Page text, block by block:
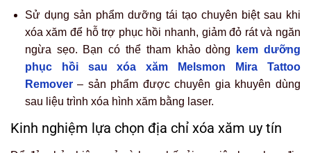
Sử dụng sản phẩm dưỡng tái tạo chuyên biệt sau khi
xóa xăm để hỗ trợ phục hồi nhanh, giảm đỏ rát và ngăn
ngừa sẹo. Bạn có thể tham khảo dòng
kem dưỡng
phục hồi sau xóa xăm Melsmon Mira Tattoo
Remover– sản phẩm được chuyên gia khuyên dùng
sau liệu trình xóa hình xăm bằng laser.
Kinh nghiệm lựa chọn địa chỉ xóa xăm uy tín